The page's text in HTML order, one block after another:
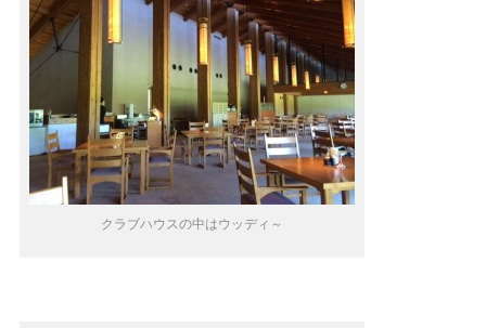
クラブハウスの中はウッディ～